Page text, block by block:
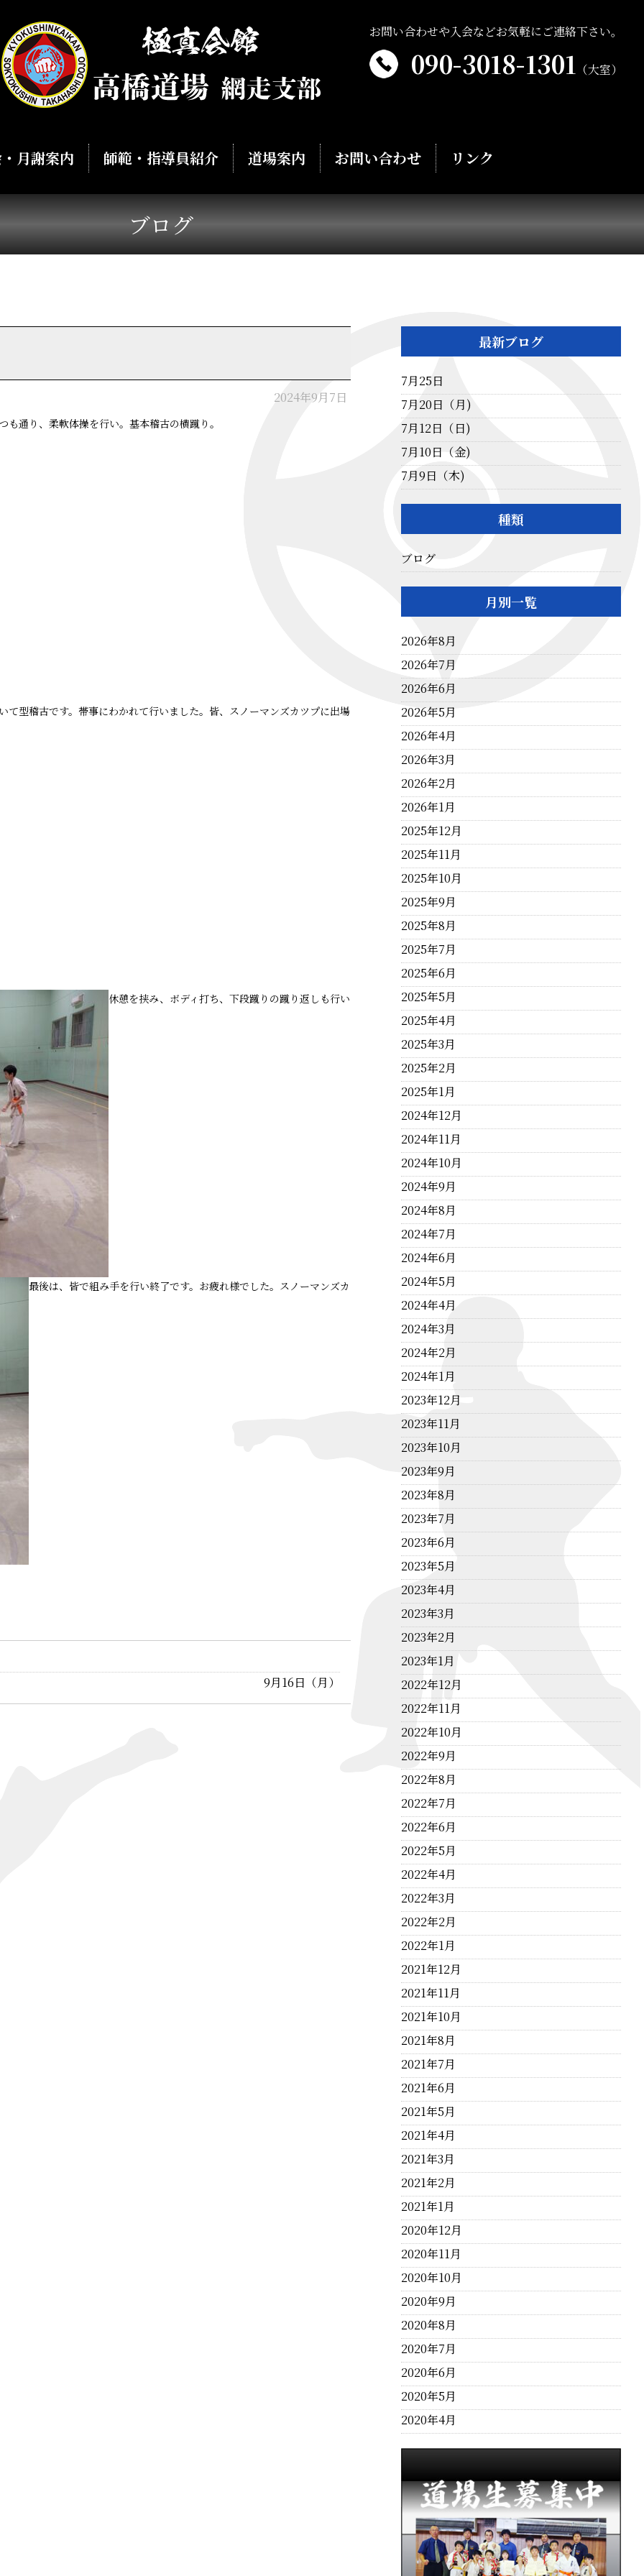
お問い合わせや入会などお気軽にご連絡下さい。
090-3018-1301 （大室）
月謝案内 師範・指導員紹介 道場案内 お問い合わせ リンク
ブログ
2024年9月7日
も通り、柔軟体操を行い。基本稽古の横蹴り。
て型稽古です。帯事にわかれて行いました。皆、スノーマンズカツプに出場
休憩を挟み、ボディ打ち、下段蹴りの蹴り返しも行い
最後は、皆で組み手を行い終了です。お疲れ様でした。スノーマンズカ
9月16日（月）
最新ブログ
7月25日
7月20日（月)
7月12日（日)
7月10日（金)
7月9日（木)
種類
ブログ
月別一覧
2026年8月
2026年7月
2026年6月
2026年5月
2026年4月
2026年3月
2026年2月
2026年1月
2025年12月
2025年11月
2025年10月
2025年9月
2025年8月
2025年7月
2025年6月
2025年5月
2025年4月
2025年3月
2025年2月
2025年1月
2024年12月
2024年11月
2024年10月
2024年9月
2024年8月
2024年7月
2024年6月
2024年5月
2024年4月
2024年3月
2024年2月
2024年1月
2023年12月
2023年11月
2023年10月
2023年9月
2023年8月
2023年7月
2023年6月
2023年5月
2023年4月
2023年3月
2023年2月
2023年1月
2022年12月
2022年11月
2022年10月
2022年9月
2022年8月
2022年7月
2022年6月
2022年5月
2022年4月
2022年3月
2022年2月
2022年1月
2021年12月
2021年11月
2021年10月
2021年8月
2021年7月
2021年6月
2021年5月
2021年4月
2021年3月
2021年2月
2021年1月
2020年12月
2020年11月
2020年10月
2020年9月
2020年8月
2020年7月
2020年6月
2020年5月
2020年4月